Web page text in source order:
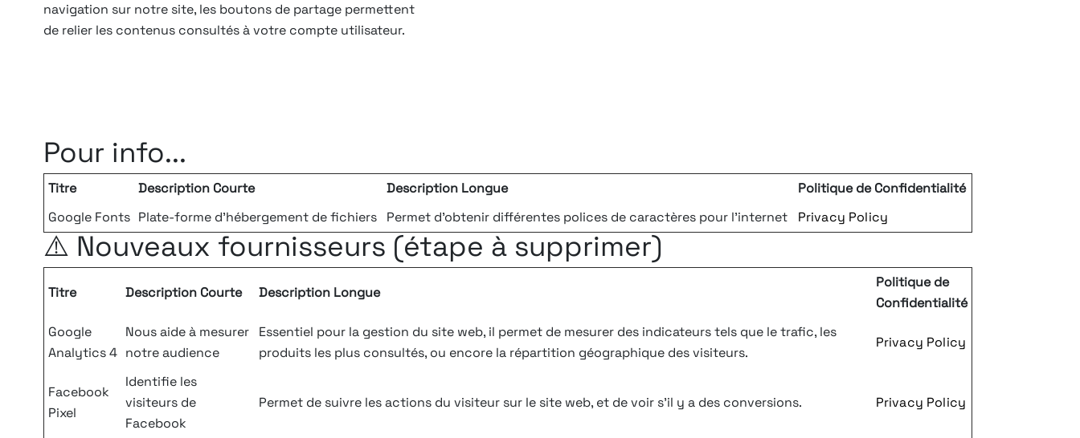
navigation sur notre site, les boutons de partage permettent
de relier les contenus consultés à votre compte utilisateur.
Pour info...
Titre Description Courte Description Longue
Politique de Confidentialité
Google Fonts Plate-forme d'hébergement de fichiers Permet d'obtenir différentes polices de caractères pour l'internet Privacy Policy
⚠️ Nouveaux fournisseurs (étape à supprimer)
Titre Description Courte Description Longue
Politique de
Confidentialité
Google
Analytics 4
Nous aide à mesurer
notre audience
Essentiel pour la gestion du site web, il permet de mesurer des indicateurs tels que le trafic, les
produits les plus consultés, ou encore la répartition géographique des visiteurs.
Privacy Policy
Facebook
Pixel
Identifie les
visiteurs de
Facebook
Permet de suivre les actions du visiteur sur le site web, et de voir s'il y a des conversions. Privacy Policy